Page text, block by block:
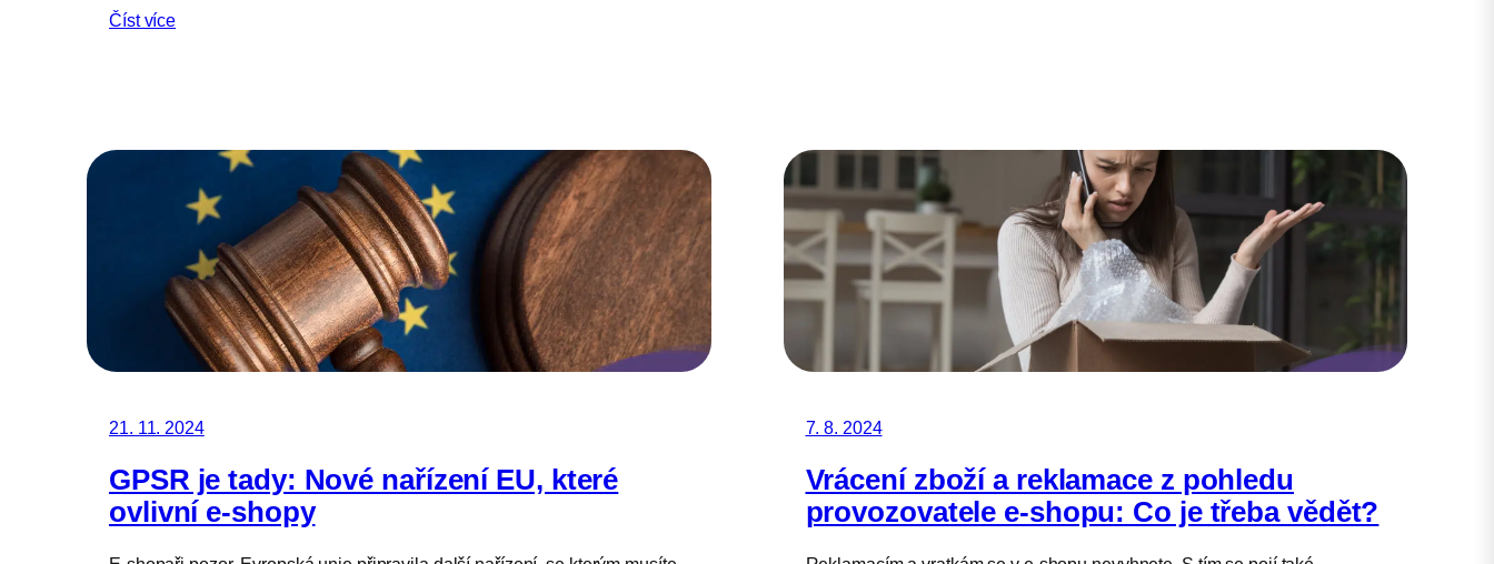
Číst více
21. 11. 2024
GPSR je tady: Nové nařízení EU, které
ovlivní e-shopy
7. 8. 2024
Vrácení zboží a reklamace z pohledu
provozovatele e-shopu: Co je třeba vědět?